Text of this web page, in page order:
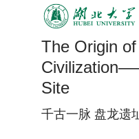
The Origin
Site
千古一脉 盘龙遗